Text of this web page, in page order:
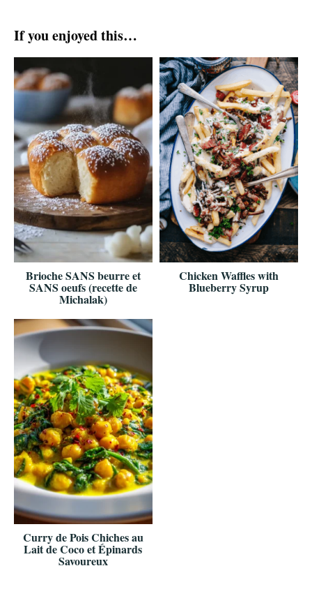
If you enjoyed this…
Brioche SANS beurre et
SANS oeufs (recette de
Michalak)
Chicken Waffles with
Blueberry Syrup
Curry de Pois Chiches au
Lait de Coco et Épinards
Savoureux